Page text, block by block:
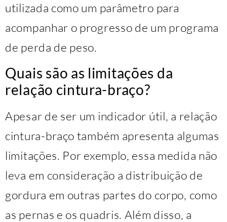
utilizada como um parâmetro para
acompanhar o progresso de um programa
de perda de peso.
Quais são as limitações da
relação cintura-braço?
Apesar de ser um indicador útil, a relação
cintura-braço também apresenta algumas
limitações. Por exemplo, essa medida não
leva em consideração a distribuição de
gordura em outras partes do corpo, como
as pernas e os quadris. Além disso, a